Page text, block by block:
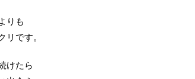
りも
リです。
けたら